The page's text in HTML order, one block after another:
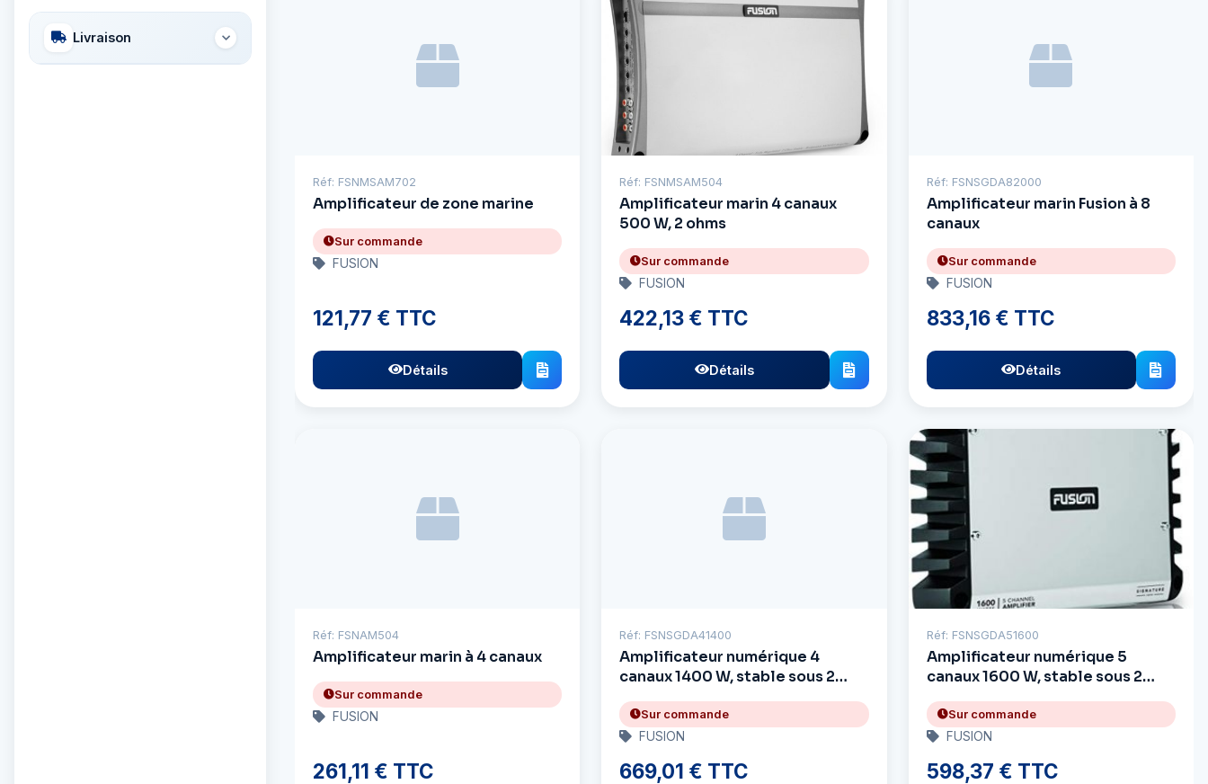
Ameritool
Livraison
Réf: FSNMSAM702
Amplificateur de zone marine
Sur commande
FUSION
121,77 € TTC
Détails
Réf: FSNMSAM504
Amplificateur marin 4 canaux
500 W, 2 ohms
Sur commande
FUSION
422,13 € TTC
Détails
Réf: FSNSGDA82000
Amplificateur marin Fusion à 8
canaux
Sur commande
FUSION
833,16 € TTC
Détails
Réf: FSNAM504
Amplificateur marin à 4 canaux
Sur commande
FUSION
261,11 € TTC
Réf: FSNSGDA41400
Amplificateur numérique 4
canaux 1400 W, stable sous 2
Sur commande
FUSION
669,01 € TTC
Réf: FSNSGDA51600
Amplificateur numérique 5
canaux 1600 W, stable sous 2
Sur commande
FUSION
598,37 € TTC